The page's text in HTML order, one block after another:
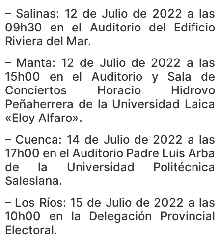
– Salinas: 12 de Julio de 2022 a las
09h30 en el Auditorio del Edificio
Riviera del Mar.
– Manta: 12 de Julio de 2022 a las
15h00 en el Auditorio y Sala de
Conciertos Horacio Hidrovo
Peñaherrera de la Universidad Laica
«Eloy Alfaro».
– Cuenca: 14 de Julio de 2022 a las
17h00 en el Auditorio Padre Luis Arba
de la Universidad Politécnica
Salesiana.
– Los Ríos: 15 de Julio de 2022 a las
10h00 en la Delegación Provincial
Electoral.